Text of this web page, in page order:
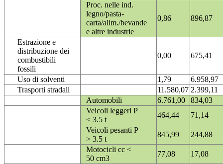
Proc. nelle ind.
legno/pasta-
carta/alim./bevande
e altre industrie
0,86 896,87
Estrazione e
distribuzione dei
combustibili
fossili
0,00 675,41
Uso di solventi 1,79
6.958,97
Trasporti stradali
11.580,07 2.399,11
Automobili
6.761,00
834,03
Veicoli leggeri P
< 3.5 t
464,44
71,14
Veicoli pesanti P
> 3.5 t
845,99
244,88
Motocicli cc <
50 cm3
77,08
17,08